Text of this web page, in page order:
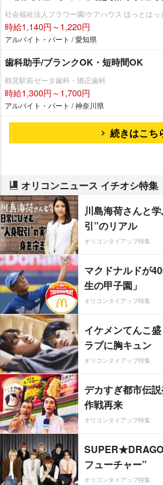
社会福祉法人フラワー園/ケアハウス ほっとはっ
時給1,140円～1,220円
アルバイト・パート / 愛知県
歯科助手/ブランクOK・短時間OK
鶴見駅前ゼータ歯科・矯正歯科
時給1,300円～1,700円
アルバイト・パート / 神奈川県
続きはこち
オリコンニュース イチオシ特集
川島海荷さんと
引”のリアル
オリコンタイアップ特集
マクドナルドが
生の甲子園」
オリコンタイアップ特集
イケメンてんこ
ラブに胸キュン
オリコンタイアップ特集
デカすぎ都市伝
作戦再来
オリコンタイアップ特集
フューチャー”
オリコンタイアップ特集